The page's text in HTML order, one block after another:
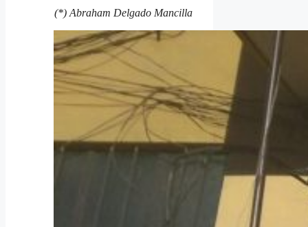
Compartir
(*) Abraham Delgado Mancilla